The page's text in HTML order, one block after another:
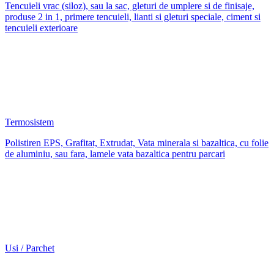
Tencuieli vrac (siloz), sau la sac, gleturi de umplere si de finisaje,
produse 2 in 1, primere tencuieli, lianti si gleturi speciale, ciment si
tencuieli exterioare
Termosistem
Polistiren EPS, Grafitat, Extrudat, Vata minerala si bazaltica, cu folie
de aluminiu, sau fara, lamele vata bazaltica pentru parcari
Usi / Parchet